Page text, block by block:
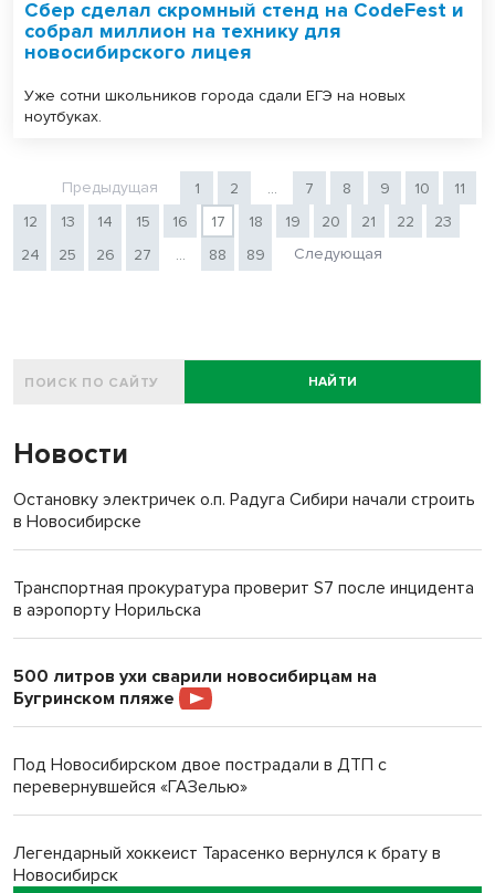
Сбер сделал скромный стенд на CodeFest и
собрал миллион на технику для
новосибирского лицея
Уже сотни школьников города сдали ЕГЭ на новых
ноутбуках.
Предыдущая 1 2 ... 7 8 9 10
11
12
13 14 15 16 17 18 19 20 21 22
23
24
25 26 27 ... 88 89 Следующая
НАЙТИ
Новости
Остановку электричек о.п. Радуга Сибири начали строить
в Новосибирске
Транспортная прокуратура проверит S7 после инцидента
в аэропорту Норильска
500 литров ухи сварили новосибирцам на
Бугринском пляже
Под Новосибирском двое пострадали в ДТП с
перевернувшейся «ГАЗелью»
Легендарный хоккеист Тарасенко вернулся к брату в
Новосибирск